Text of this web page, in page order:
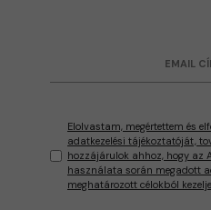
Elolvastam, megértettem és
adatkezelési tájékoztatóját,
hozzájárulok ahhoz, hogy az
használata során megadott
meghatározott célokból